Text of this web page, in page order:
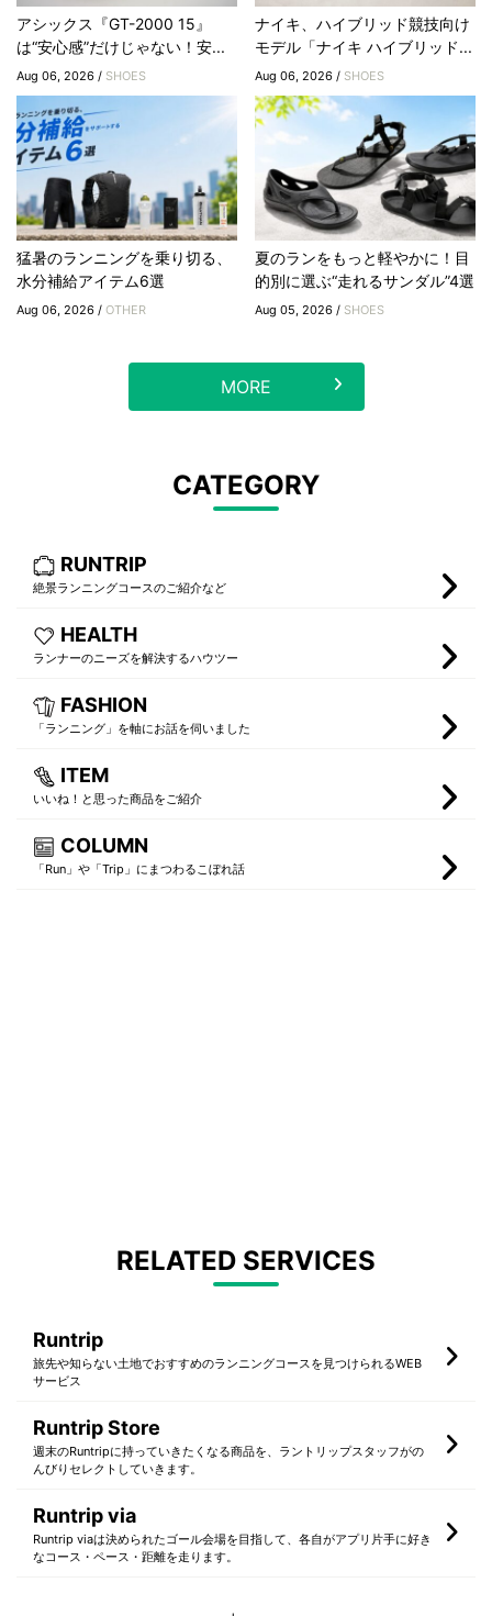
アシックス『GT-2000 15』
は“安心感”だけじゃない！安...
Aug 06, 2026 / SHOES
ナイキ、ハイブリッド競技向け
モデル「ナイキ ハイブリッド...
Aug 06, 2026 / SHOES
猛暑のランニングを乗り切る、
水分補給アイテム6選
Aug 06, 2026 / OTHER
夏のランをもっと軽やかに！目
的別に選ぶ“走れるサンダル”4選
Aug 05, 2026 / SHOES
MORE
CATEGORY
RUNTRIP
絶景ランニングコースのご紹介など
HEALTH
ランナーのニーズを解決するハウツー
FASHION
「ランニング」を軸にお話を伺いました
ITEM
いいね！と思った商品をご紹介
COLUMN
「Run」や「Trip」にまつわるこぼれ話
RELATED SERVICES
Runtrip
旅先や知らない土地でおすすめのランニングコースを見つけられるWEB
サービス
Runtrip Store
週末のRuntripに持っていきたくなる商品を、ラントリップスタッフがの
んびりセレクトしていきます。
Runtrip via
Runtrip viaは決められたゴール会場を目指して、各自がアプリ片手に好き
なコース・ペース・距離を走ります。